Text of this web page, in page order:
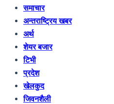
समाचार
अन्तराष्ट्रिय खबर
अर्थ
शेयर बजार
टिभी
प्रदेश
खेलकुद
जिवनशैली